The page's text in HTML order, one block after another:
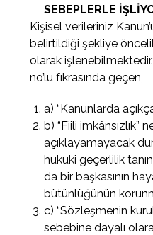
SEBEPLERLE
Kişisel verileriniz
belirtildiği şekliye
olarak
no’lu fıkrasında geçen,
a) “Kanunlarda
b) “Fiili imkânsızlık”
açıklayamayacak
hukuki geçerlilik
da bir başkasının
bütünlüğünün
c) “Sözleşmenin
sebebine dayalı